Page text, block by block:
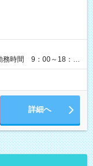
務時間 9：00～18：
OK、シフト制 ※もちろ
詳細へ